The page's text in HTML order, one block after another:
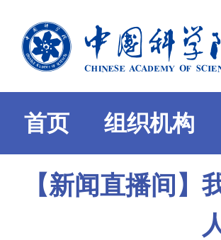
首页 组织机构
【新闻直播间】